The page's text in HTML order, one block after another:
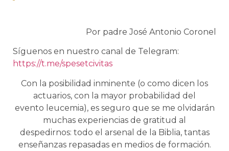
Por padre José Antonio Coronel
Síguenos en nuestro canal de Telegram:
https://t.me/spesetcivitas
Con la posibilidad inminente (o como dicen los
actuarios, con la mayor probabilidad del
evento leucemia), es seguro que se me olvidarán
muchas experiencias de gratitud al
despedirnos: todo el arsenal de la Biblia, tantas
enseñanzas repasadas en medios de formación.